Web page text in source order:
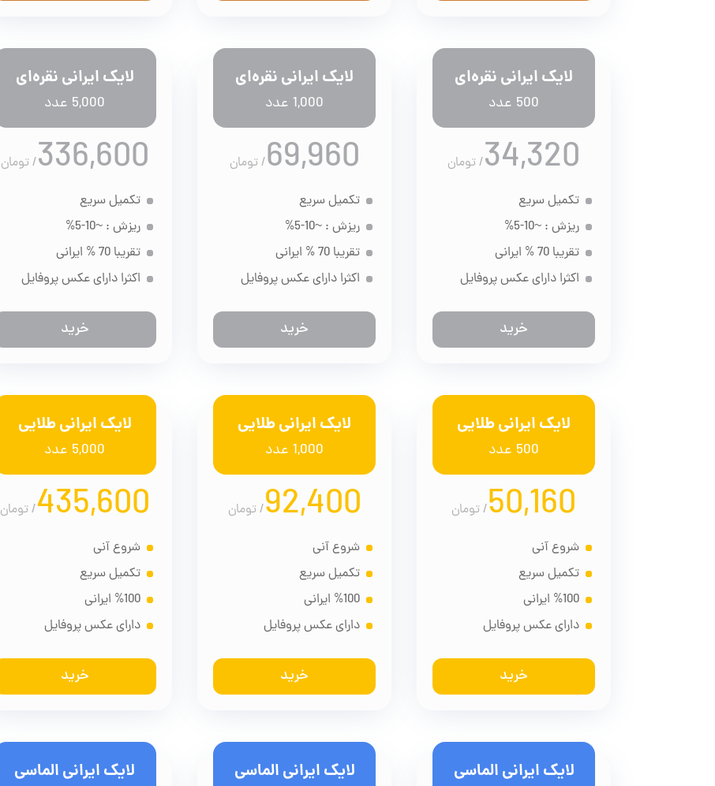
لایک ایرانی نقره‌ای
5,000 عدد
336,600
/ تومان
تکمیل سریع
ریزش : ~10-5%
تقریبا 70 % ایرانی
اکثرا دارای عکس پروفایل
خرید
لایک ایرانی نقره‌ای
1,000 عدد
69,960
/ تومان
تکمیل سریع
ریزش : ~10-5%
تقریبا 70 % ایرانی
اکثرا دارای عکس پروفایل
خرید
لایک ایرانی نقره‌ای
500 عدد
34,320
/تومان
تکمیل سریع
ریزش : ~10-5%
تقریبا 70 % ایرانی
اکثرا دارای عکس پروفایل
خرید
لایک ایرانی طلایی
5,000 عدد
435,600
/ تومان
شروع آنی
تکمیل سریع
%100 ایرانی
دارای عکس پروفایل
خرید
لایک ایرانی طلایی
1,000 عدد
92,400
/ تومان
شروع آنی
تکمیل سریع
%100 ایرانی
دارای عکس پروفایل
خرید
لایک ایرانی طلایی
500 عدد
50,160
/تومان
شروع آنی
تکمیل سریع
%100 ایرانی
دارای عکس پروفایل
خرید
لایک ایرانی الماسی لایک ایرانی الماسی لایک ایرانی الماسی